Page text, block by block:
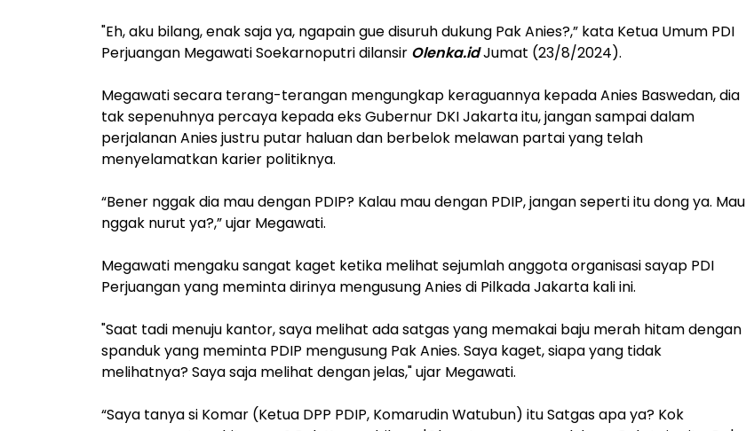
"Eh, aku bilang, enak saja ya, ngapain gue disuruh dukung Pak Anies?,” kata Ketua Umum PDI
Perjuangan Megawati Soekarnoputri dilansir Olenka.idJumat (23/8/2024).
Megawati secara terang-terangan mengungkap keraguannya kepada Anies Baswedan, dia
tak sepenuhnya percaya kepada eks Gubernur DKI Jakarta itu, jangan sampai dalam
perjalanan Anies justru putar haluan dan berbelok melawan partai yang telah
menyelamatkan karier politiknya.
“Bener nggak dia mau dengan PDIP? Kalau mau dengan PDIP, jangan seperti itu dong ya. Mau
nggak nurut ya?,” ujar Megawati.
Megawati mengaku sangat kaget ketika melihat sejumlah anggota organisasi sayap PDI
Perjuangan yang meminta dirinya mengusung Anies di Pilkada Jakarta kali ini.
"Saat tadi menuju kantor, saya melihat ada satgas yang memakai baju merah hitam dengan
spanduk yang meminta PDIP mengusung Pak Anies. Saya kaget, siapa yang tidak
melihatnya? Saya saja melihat dengan jelas," ujar Megawati.
“Saya tanya si Komar (Ketua DPP PDIP, Komarudin Watubun) itu Satgas apa ya? Kok